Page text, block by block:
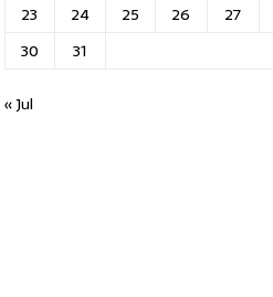
23
24 25 26 27
30
31
« Jul